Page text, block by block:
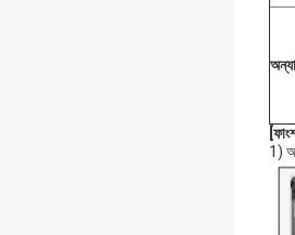
1)